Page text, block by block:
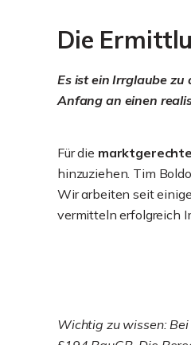
Die
Es ist ein Irrglaube zu
Anfang an einen
Für die
hinzuziehen. Tim
Wir arbeiten seit
vermitteln erfolgreich
Wichtig zu wissen: